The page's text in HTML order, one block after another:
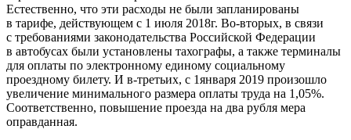
Естественно, что эти расходы не были запланированы
в тарифе, действующем с 1 июля 2018г. Во-вторых, в связи
с требованиями законодательства Российской Федерации
в автобусах были установлены тахографы, а также терминалы
для оплаты по электронному единому социальному
проездному билету. И в-третьих, с 1января 2019 произошло
увеличение минимального размера оплаты труда на 1,05%.
Соответственно, повышение проезда на два рубля мера
оправданная.